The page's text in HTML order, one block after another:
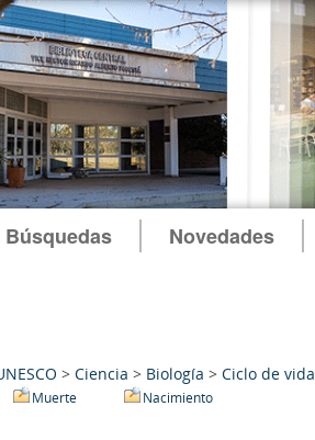
Búsquedas Novedades
> Ciencia > Biología > Ciclo de vida
Muerte
Nacimiento